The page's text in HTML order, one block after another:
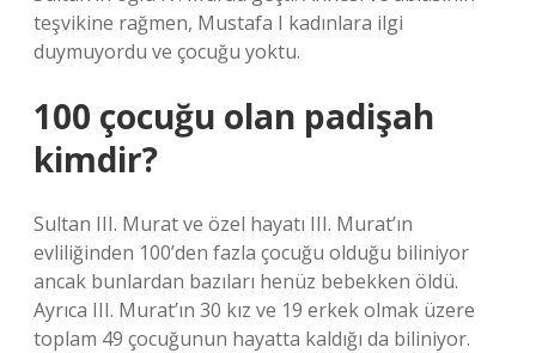
teşvikine rağmen, Mustafa I kadınlara ilgi
duymuyordu ve çocuğu yoktu.
100 çocuğu olan padişah
kimdir?
Sultan III. Murat ve özel hayatı III. Murat’ın
evliliğinden 100’den fazla çocuğu olduğu biliniyor
ancak bunlardan bazıları henüz bebekken öldü.
Ayrıca III. Murat’ın 30 kız ve 19 erkek olmak üzere
toplam 49 çocuğunun hayatta kaldığı da biliniyor.